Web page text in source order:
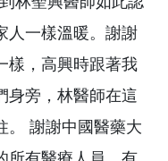
人一樣溫暖。謝謝
樣，高興時跟著我
身旁，林醫師在這
。 謝謝中國醫藥大